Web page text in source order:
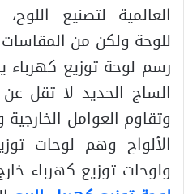
العالمية لتصنيع
للوحة ولكن من
رسم لوحة توزيع
وتقاوم العوامل
الألواح وهم لوحات
ولوحات توزيع كهرباء